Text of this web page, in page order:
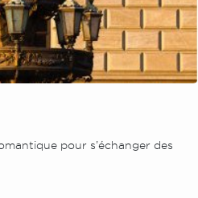
pour s’échanger des